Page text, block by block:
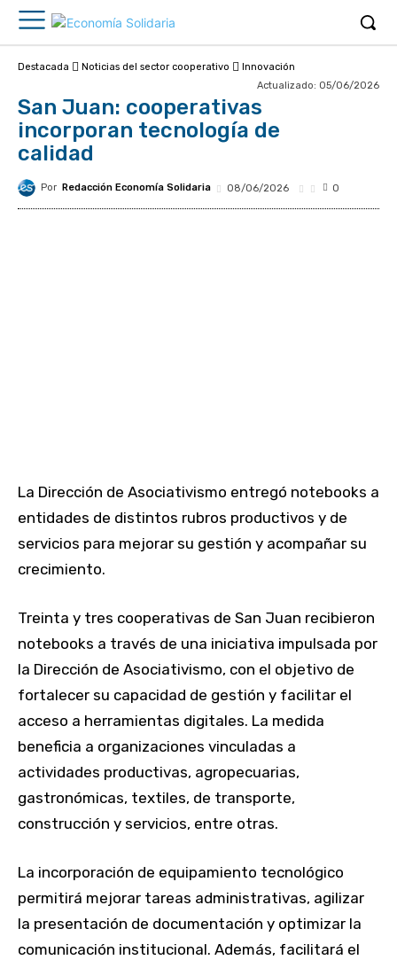
Destacada Noticias del sector cooperativo
Innovación
Actualizado: 05/06/2026
San Juan: cooperativas
incorporan tecnología de
calidad
Por Redacción Economía Solidaria 08/06/2026 0
La Dirección de Asociativismo entregó notebooks a
entidades de distintos rubros productivos y de
servicios para mejorar su gestión y acompañar su
crecimiento.
Treinta y tres cooperativas de San Juan recibieron
notebooks a través de una iniciativa impulsada por
la Dirección de Asociativismo, con el objetivo de
fortalecer su capacidad de gestión y facilitar el
acceso a herramientas digitales. La medida
beneficia a organizaciones vinculadas a
actividades productivas, agropecuarias,
gastronómicas, textiles, de transporte,
construcción y servicios, entre otras.
La incorporación de equipamiento tecnológico
permitirá mejorar tareas administrativas, agilizar
la presentación de documentación y optimizar la
comunicación institucional. Además, facilitará el